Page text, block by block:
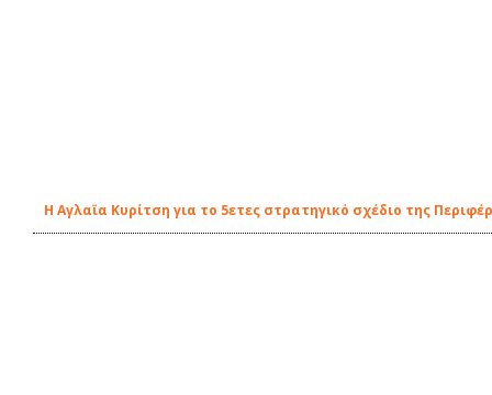
H Αγλαϊα Κυρίτση για το 5ετες στρατηγικό σχέδιο της